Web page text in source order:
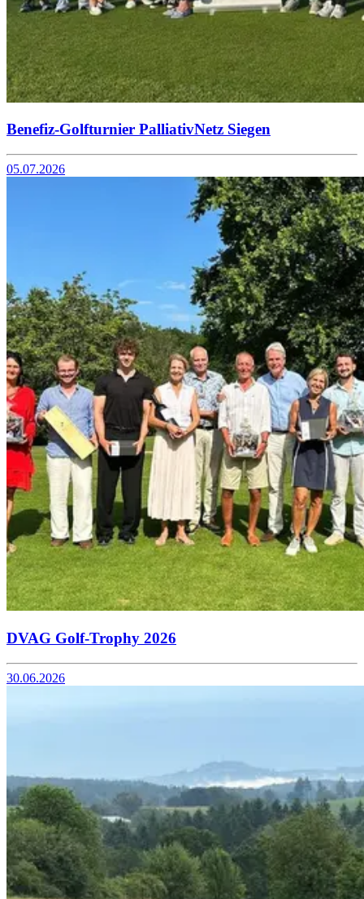
Benefiz-Golfturnier PalliativNetz Siegen
05.07.2026
DVAG Golf-Trophy 2026
30.06.2026